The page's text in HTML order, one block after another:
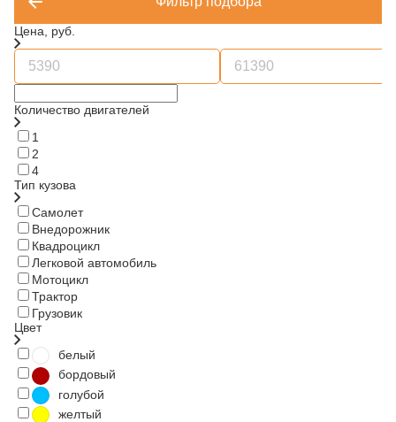
Цена, руб.
Количество двигателей
1
2
4
Тип кузова
Самолет
Внедорожник
Квадроцикл
Легковой автомобиль
Мотоцикл
Трактор
Грузовик
Цвет
белый
бордовый
голубой
желтый